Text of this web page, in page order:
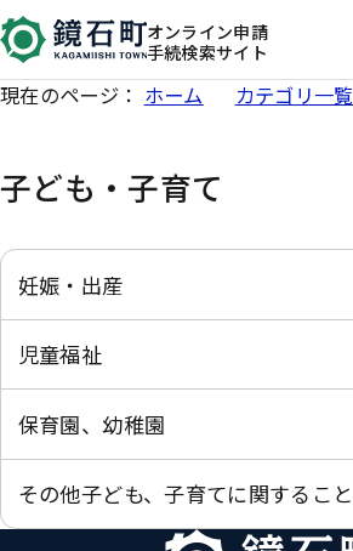
オンライン申請
手続検索サイト
現在のページ： ホーム カテゴリ一覧
子ども・子育て
妊娠・出産
児童福祉
保育園、幼稚園
その他子ども、子育てに関すること